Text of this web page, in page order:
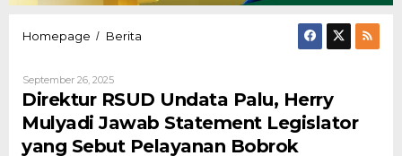
Homepage / Berita
Herry
Mulyadi
Jawab
Statement
September 26, 2025Oleh
Hendly
Mangkali
Direktur RSUD Undata Palu, Herry
Mulyadi Jawab Statement Legislator
yang Sebut Pelayanan Bobrok